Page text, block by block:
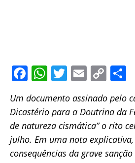
F
a
c
e
b
o
W
h
at
s
A
p
T
w
itt
er
E
m
ai
l
C
o
p
y
Li
n
e
Um documento assinado pelo
Dicastério para a Doutrina da
de natureza cismática” o rito
julho. Em uma nota
consequências da grave